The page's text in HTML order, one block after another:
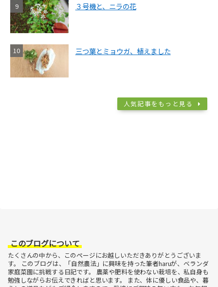
３号機と、ニラの花
三つ葉とミョウガ、植えました
人気記事をもっと見る
このブログについて
たくさんの中から、このページにお越しいただきありがとうございま
す。
このブログは、「自然農法」に興味を持った筆者haruが、ベランダ
家庭菜園に挑戦する日記です。
農薬や肥料を使わない栽培を、私自身も
勉強しながらお伝えできればと思います。
また、体に優しい食品や、暮